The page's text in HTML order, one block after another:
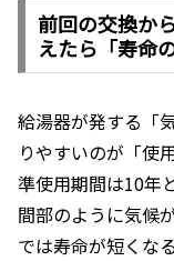
前回の交換か
えたら「寿命
給湯器が発する「
りやすいのが「使
準使用期間は10年
間部のように気候
では寿命が短くな